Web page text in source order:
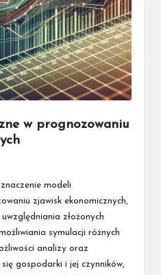
w prognozowaniu
modeli
zjawisk ekonomicznych,
złożonych
symulacji różnych
analizy oraz
gospodarki i jej czynników,